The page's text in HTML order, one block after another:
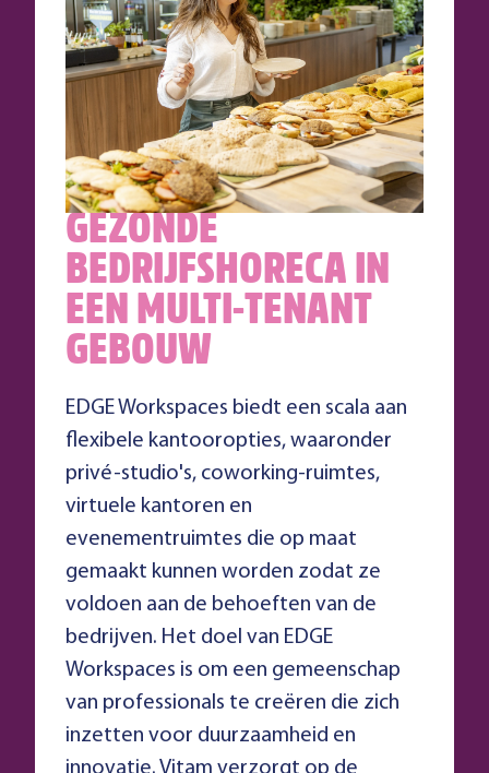
GEZONDE
BEDRIJFSHORECA IN
EEN MULTI-TENANT
GEBOUW
EDGE Workspaces biedt een scala aan
flexibele kantooropties, waaronder
privé-studio's, coworking-ruimtes,
virtuele kantoren en
evenementruimtes die op maat
gemaakt kunnen worden zodat ze
voldoen aan de behoeften van de
bedrijven. Het doel van EDGE
Workspaces is om een gemeenschap
van professionals te creëren die zich
inzetten voor duurzaamheid en